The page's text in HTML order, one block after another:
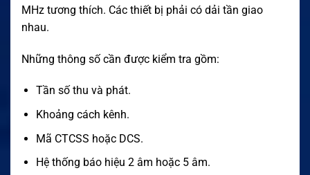
MHz tương thích. Các thiết bị phải có dải tần giao
nhau.
Những thông số cần được kiểm tra gồm:
Tần số thu và phát.
Khoảng cách kênh.
Mã CTCSS hoặc DCS.
Hệ thống báo hiệu 2 âm hoặc 5 âm.